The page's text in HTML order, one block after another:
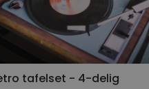
tafelset - 4-delig